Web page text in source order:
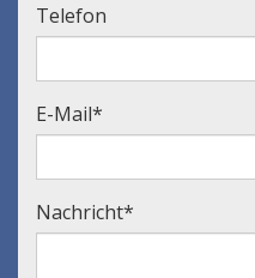
Telefon
E-Mail*
Nachricht*